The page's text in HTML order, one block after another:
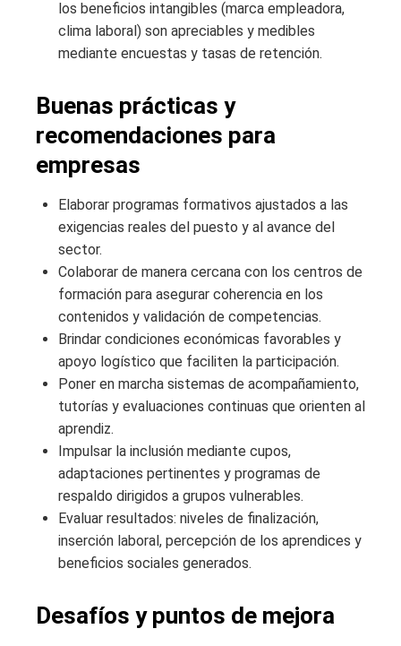
los beneficios intangibles (marca empleadora,
clima laboral) son apreciables y medibles
mediante encuestas y tasas de retención.
Buenas prácticas y
recomendaciones para
empresas
Elaborar programas formativos ajustados a las
exigencias reales del puesto y al avance del
sector.
Colaborar de manera cercana con los centros de
formación para asegurar coherencia en los
contenidos y validación de competencias.
Brindar condiciones económicas favorables y
apoyo logístico que faciliten la participación.
Poner en marcha sistemas de acompañamiento,
tutorías y evaluaciones continuas que orienten al
aprendiz.
Impulsar la inclusión mediante cupos,
adaptaciones pertinentes y programas de
respaldo dirigidos a grupos vulnerables.
Evaluar resultados: niveles de finalización,
inserción laboral, percepción de los aprendices y
beneficios sociales generados.
Desafíos y puntos de mejora